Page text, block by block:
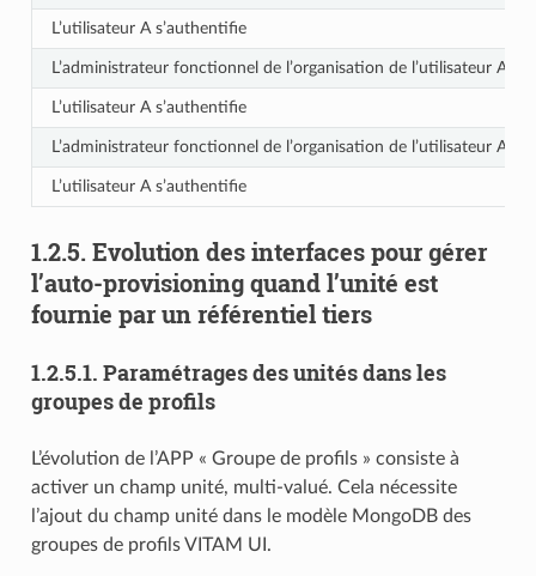
L’utilisateur A s’authentifie
L’administrateur fonctionnel de l’organisation de l’utilisateur A
L’utilisateur A s’authentifie
L’administrateur fonctionnel de l’organisation de l’utilisateur A
L’utilisateur A s’authentifie
1.2.5. Evolution des interfaces pour gérer
l’auto-provisioning quand l’unité est
fournie par un référentiel tiers
1.2.5.1. Paramétrages des unités dans les
groupes de profils
L’évolution de l’APP « Groupe de profils » consiste à
activer un champ unité, multi-valué. Cela nécessite
l’ajout du champ unité dans le modèle MongoDB des
groupes de profils VITAM UI.